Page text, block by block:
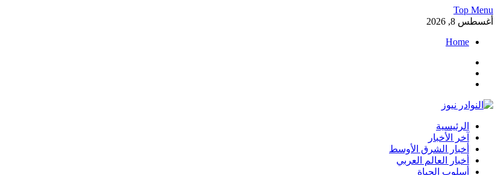
Skip
to
Top Menu
أغسطس 8, 2026
Home
النوادر نيوز
موقع إخباري عربي مستقل ينقل آخر الأخبار والتقارير من العالم العربي والعالمي
الرئيسية
آخر الأخبار
أخبار الشرق الأوسط
أخبار العالم العربي
أسلوب الحياة